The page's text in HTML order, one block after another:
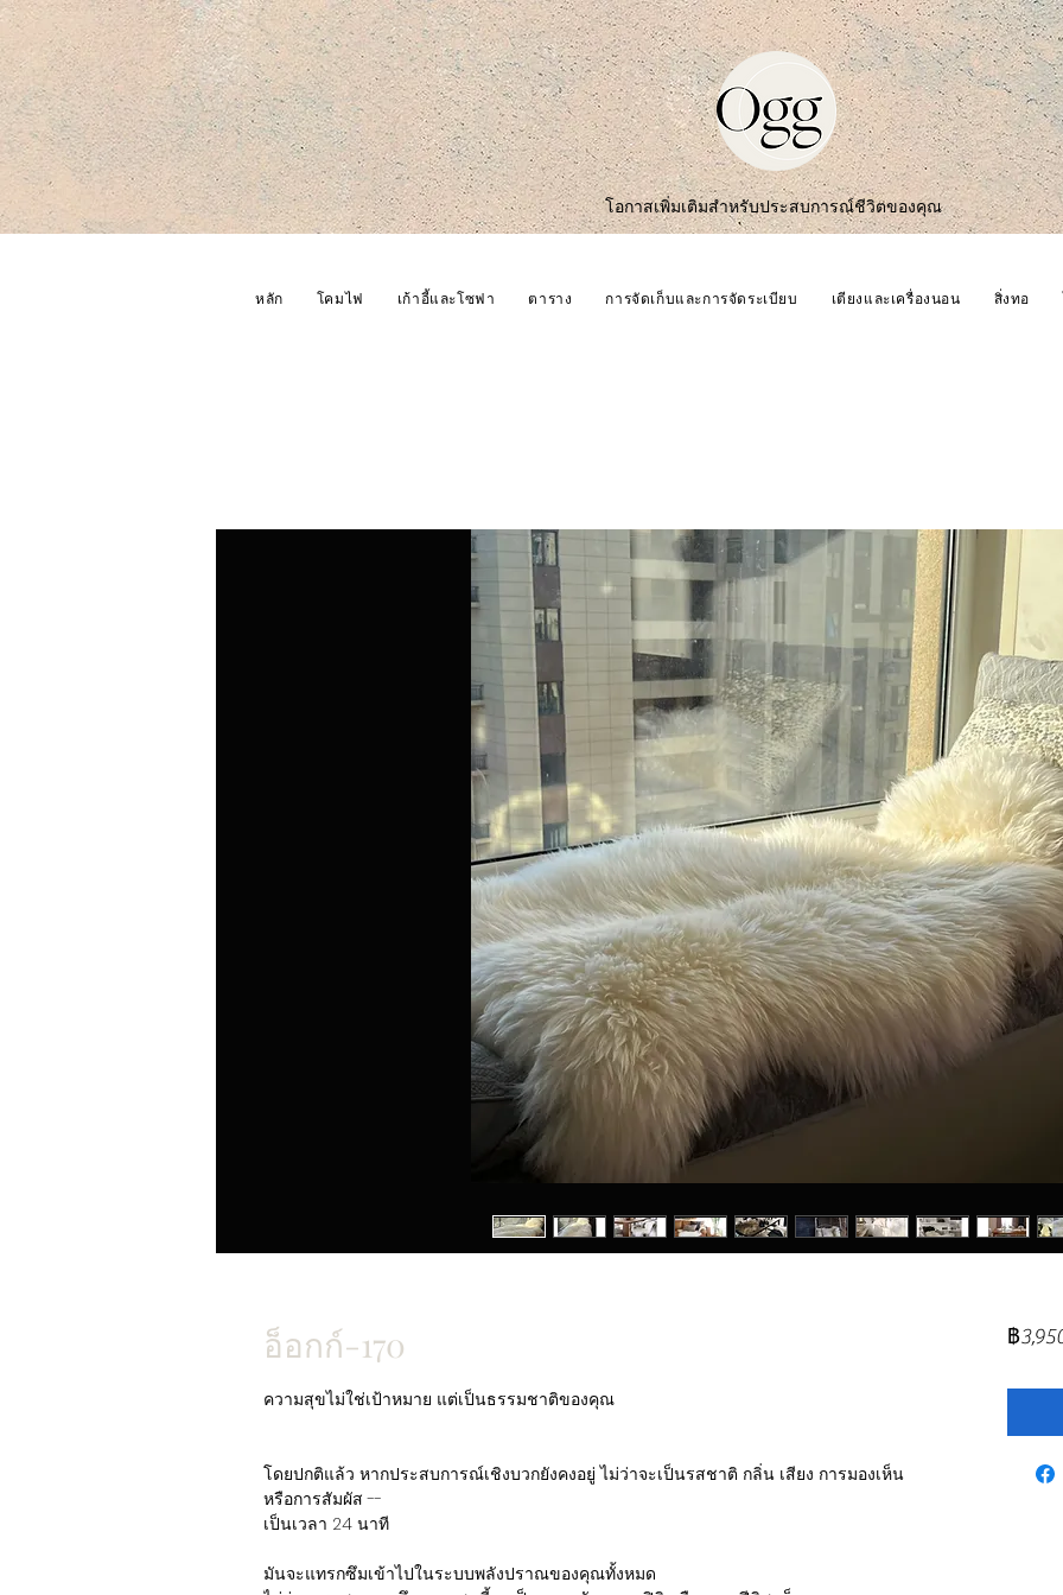
โอกาสเพิ่มเติมสำหรับประสบการณ์ชีวิตของคุณ
หลัก โคมไฟ เก้าอี้และโซฟา ตาราง การจัดเก็บและการจัดระเบียบ เตียงและเครื่องนอน สิ่งทอ
อ็อกก์-170
ความสุขไม่ใช่เป้าหมาย แต่เป็นธรรมชาติของคุณ
โดยปกติแล้ว หากประสบการณ์เชิงบวกยังคงอยู่ ไม่ว่าจะเป็นรสชาติ กลิ่น เสียง การมองเห็น
หรือการสัมผัส --
เป็นเวลา 24 นาที
มันจะแทรกซึมเข้าไปในระบบพลังปราณของคุณทั้งหมด
฿